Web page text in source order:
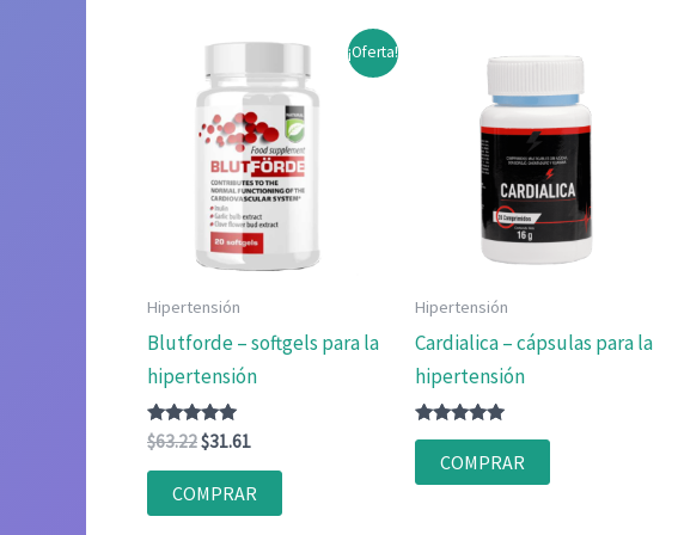
¡Oferta!
Hipertensión
Blutforde – softgels para la
hipertensión
Valorado
con
4.83
de 5
$63.22El
original
era:
$31.61
actual
es:
COMPRAR
Hipertensión
Cardialica – cápsulas para la
hipertensión
Valorado
4.83
de 5
COMPRAR